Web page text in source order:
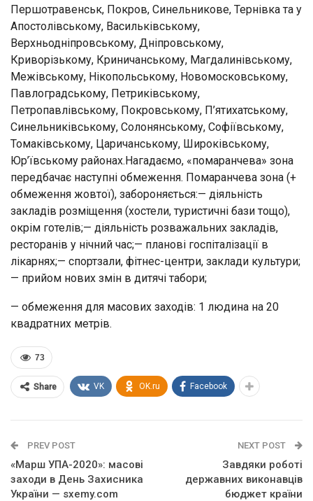
Першотравенськ, Покров, Синельникове, Тернівка та у
Апостолівському, Васильківському,
Верхньодніпровському, Дніпровському,
Криворізькому, Криничанському, Магдалинівському,
Межівському, Нікопольському, Новомосковському,
Павлоградському, Петриківському,
Петропавлівському, Покровському, П’ятихатському,
Синельниківському, Солонянському, Софіївському,
Томаківському, Царичанському, Широківському,
Юр’ївському районах.Нагадаємо, «помаранчева» зона
передбачає наступні обмеження. Помаранчева зона (+
обмеження жовтої), забороняється:— діяльність
закладів розміщення (хостели, туристичні бази тощо),
окрім готелів;— діяльність розважальних закладів,
ресторанів у нічний час;— планові госпіталізації в
лікарнях;— спортзали, фітнес-центри, заклади культури;
— прийом нових змін в дитячі табори;
— обмеження для масових заходів: 1 людина на 20
квадратних метрів.
73
Share VK OK.ru Facebook
PREV POST
«Марш УПА-2020»: масові
заходи в День Захисника
України — sxemy.com
NEXT POST
Завдяки роботі
державних виконавців
бюджет країни